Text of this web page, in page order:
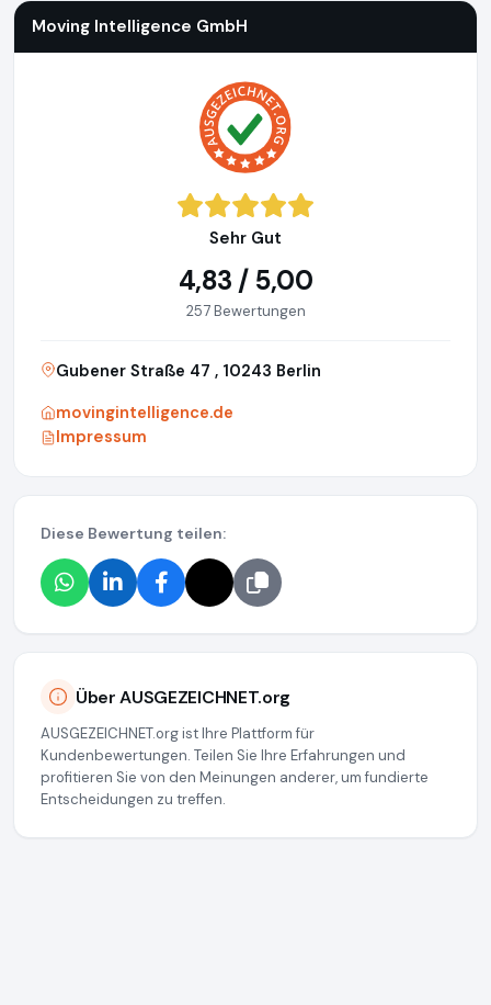
Moving Intelligence GmbH
Sehr Gut
4,83 / 5,00
257 Bewertungen
Gubener Straße 47 , 10243 Berlin
movingintelligence.de
Impressum
Diese Bewertung teilen:
Über AUSGEZEICHNET.org
AUSGEZEICHNET.org ist Ihre Plattform für
Kundenbewertungen. Teilen Sie Ihre Erfahrungen und
profitieren Sie von den Meinungen anderer, um fundierte
Entscheidungen zu treffen.